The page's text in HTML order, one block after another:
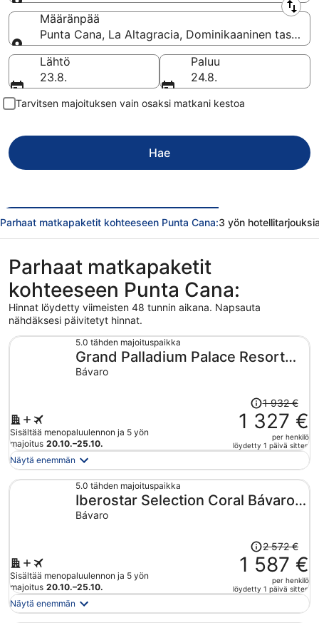
Lähtöpaikka
Määränpää
Punta Cana, La Altagracia, Dominikaaninen
Määränpää
Lähtö
23.8.
Paluu
24.8.
Tarvitsen majoituksen vain osaksi matkani kestoa
Hae
Parhaat matkapaketit kohteeseen Punta Cana:3 yön
Parhaat matkapaketit
kohteeseen Punta Cana:
Hinnat löydetty viimeisten 48 tunnin aikana. Napsauta
nähdäksesi päivitetyt hinnat.
5.0 tähden majoituspaikka
Grand Palladium Palace Resort
Spa & Casino - All Inclusive
Bávaro
Sisältää menopaluulennon ja 5 yön
majoitus 20.10.–25.10.
Hinta
oli
1 932 €,
hinta
nyt
per
1 932 €
1 327 €
per henkilö
löydetty 1 päivä sitten
Näytä enemmän
5.0 tähden majoituspaikka
Iberostar Selection Coral Bávaro -
All Inclusive
Bávaro
Sisältää menopaluulennon ja 5 yön
majoitus 20.10.–25.10.
Hinta
oli
2 572 €,
hinta
nyt
2 572 €
1 587 €
per henkilö
löydetty 1 päivä sitten
Näytä enemmän